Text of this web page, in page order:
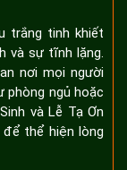
trắng tinh khiết
và sự tĩnh lặng.
nơi mọi người
phòng ngủ hoặc
và Lễ Tạ Ơn
thể hiện lòng